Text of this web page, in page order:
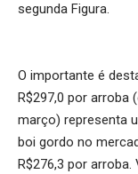
segunda Figura.
O importante é
R$297,0 por arroba
março) representa
boi gordo no
R$276,3 por